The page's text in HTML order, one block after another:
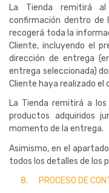
La Tienda remitirá
confirmación dentro de
recogerá toda la
Cliente, incluyendo el
dirección de entrega
entrega seleccionada)
Cliente haya realizado el
La Tienda remitirá a
productos adquiridos
momento de la entrega.
Asimismo, en el
todos los detalles de los
8.
PROCESO DE